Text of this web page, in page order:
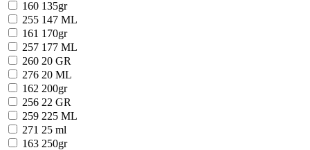
160 135gr
255 147 ML
161 170gr
257 177 ML
260 20 GR
276 20 ML
162 200gr
256 22 GR
259 225 ML
271 25 ml
163 250gr